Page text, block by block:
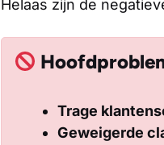
Helaas zijn de
Trage
Geweigerde